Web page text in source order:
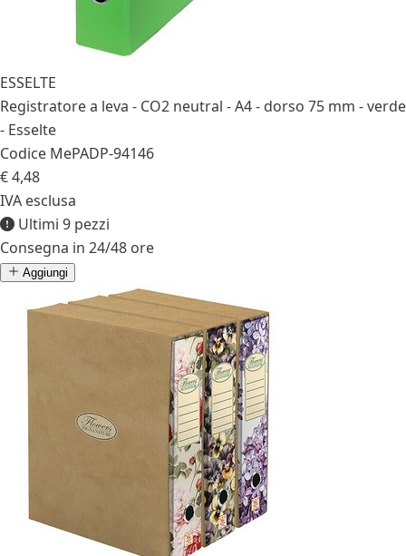
ESSELTE
Registratore a leva - CO2 neutral - A4 - dorso 75 mm - verde
- Esselte
Codice MePADP-94146
€ 4,48
IVA esclusa
Ultimi 9 pezzi
Consegna in 24/48 ore
Aggiungi